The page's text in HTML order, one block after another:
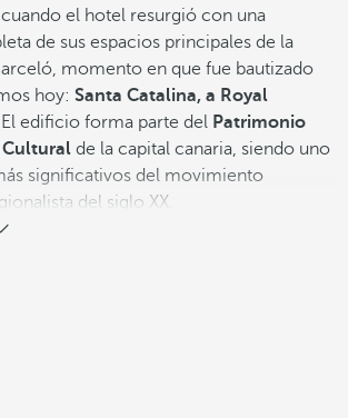
el hotel resurgió con una
de sus espacios principales de la
momento en que fue bautizado
hoy: Santa Catalina, a Royal
. El edificio forma parte del Patrimonio
de la capital canaria, siendo uno
significativos del movimiento
del siglo XX.